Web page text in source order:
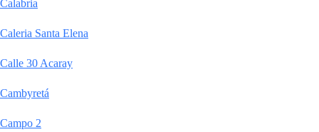
Calabria
Caleria Santa Elena
Calle 30 Acaray
Cambyretá
Campo 2